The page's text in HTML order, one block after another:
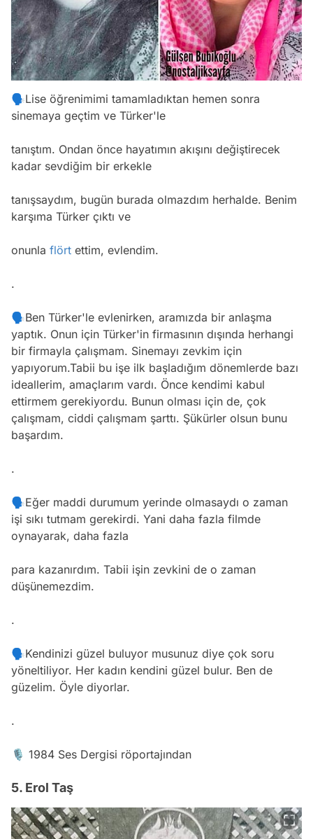
🗣Lise öğrenimimi tamamladıktan hemen sonra
sinemaya geçtim ve Türker'le
tanıştım. Ondan önce hayatımın akışını değiştirecek
kadar sevdiğim bir erkekle
tanışsaydım, bugün burada olmazdım herhalde. Benim
karşıma Türker çıktı ve
onunla flört ettim, evlendim.
.
🗣Ben Türker'le evlenirken, aramızda bir anlaşma
yaptık. Onun için Türker'in firmasının dışında herhangi
bir firmayla çalışmam. Sinemayı zevkim için
yapıyorum.Tabii bu işe ilk başladığım dönemlerde bazı
ideallerim, amaçlarım vardı. Önce kendimi kabul
ettirmem gerekiyordu. Bunun olması için de, çok
çalışmam, ciddi çalışmam şarttı. Şükürler olsun bunu
başardım.
.
🗣Eğer maddi durumum yerinde olmasaydı o zaman
işi sıkı tutmam gerekirdi. Yani daha fazla filmde
oynayarak, daha fazla
para kazanırdım. Tabii işin zevkini de o zaman
düşünemezdim.
.
🗣Kendinizi güzel buluyor musunuz diye çok soru
yöneltiliyor. Her kadın kendini güzel bulur. Ben de
güzelim. Öyle diyorlar.
.
🎙 1984 Ses Dergisi röportajından
5. Erol Taş